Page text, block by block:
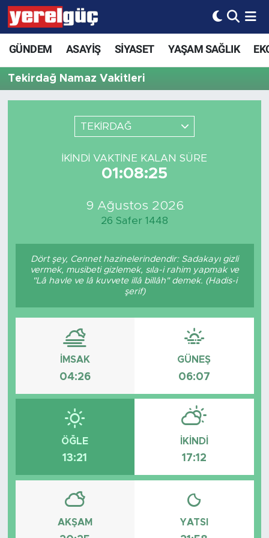
GÜNDEM ASAYİŞ SİYASET YAŞAM SAĞLIK
Tekirdağ Namaz Vakitleri
TEKİRDAĞ
İKINDI VAKTINE KALAN SÜRE
01:08:25
9 Ağustos 2026
26 Safer 1448
Dört şey, Cennet hazinelerindendir: Sadakayı gizli
vermek, musibeti gizlemek, sıla-i rahim yapmak ve
"Lâ havle ve lâ kuvvete illâ billâh" demek. (Hadis-i
şerif)
İMSAK
04:26
GÜNEŞ
06:07
ÖĞLE
13:21
İKINDI
17:12
AKŞAM YATSI